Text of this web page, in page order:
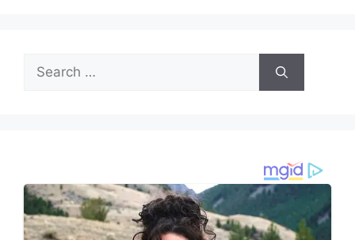
Search
for: